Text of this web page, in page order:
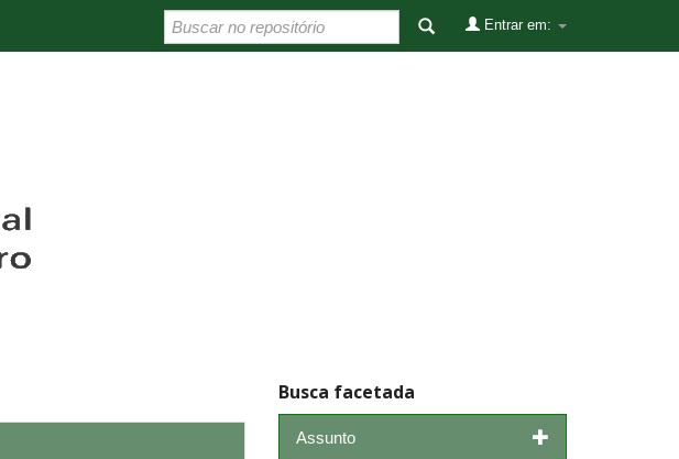
Entrar em:
Busca facetada
Assunto